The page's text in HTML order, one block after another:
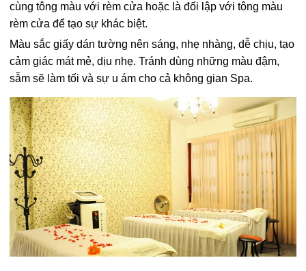
cùng tông màu với rèm cửa hoặc là đối lập với tông màu
rèm cửa để tạo sự khác biệt.
Màu sắc giấy dán tường nên sáng, nhẹ nhàng, dễ chịu, tạo
cảm giác mát mẻ, dịu nhẹ. Tránh dùng những màu đậm,
sẫm sẽ làm tối và sự u ám cho cả không gian Spa.